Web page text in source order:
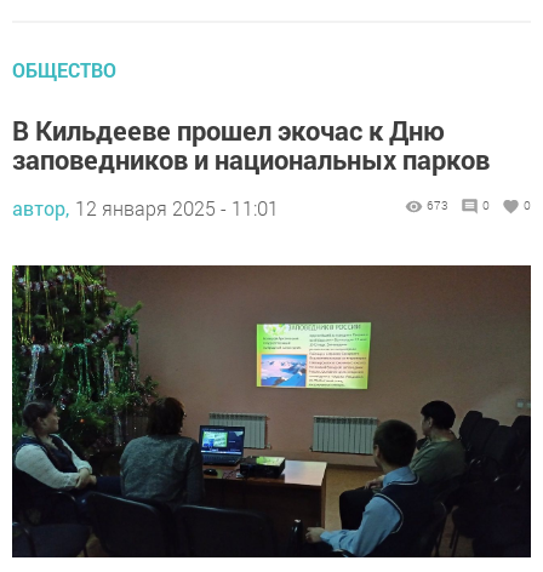
ОБЩЕСТВО
В Кильдееве прошел экочас к Дню
заповедников и национальных парков
автор, 12 января 2025 - 11:01 673 0 0